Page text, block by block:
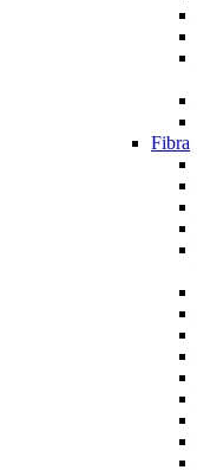
Fibra